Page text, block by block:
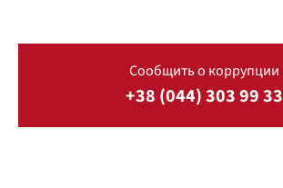
Сообщить о коррупции
+38 (044) 303 99 33